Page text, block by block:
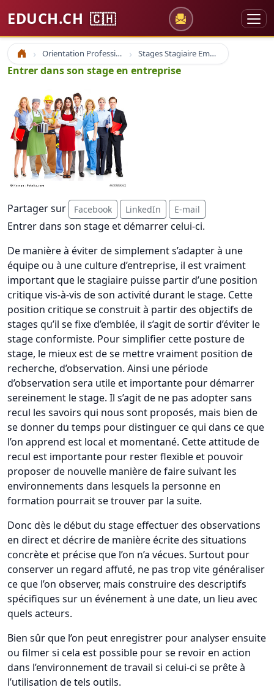
EDUCH.CH 🇨🇭
Accueil Orientation Professionnelle Stages Stagiaire Emploi
Entrer dans son stage en entreprise
Partager sur Facebook LinkedIn E-mail
Entrer dans son stage et démarrer celui-ci.
De manière à éviter de simplement s’adapter à une
équipe ou à une culture d’entreprise, il est vraiment
important que le stagiaire puisse partir d’une position
critique vis-à-vis de son activité durant le stage. Cette
position critique se construit à partir des objectifs de
stages qu’il se fixe d’emblée, il s’agit de sortir d’éviter le
stage conformiste. Pour simplifier cette posture de
stage, le mieux est de se mettre vraiment position de
recherche, d’observation. Ainsi une période
d’observation sera utile et importante pour démarrer
sereinement le stage. Il s’agit de ne pas adopter sans
recul les savoirs qui nous sont proposés, mais bien de
se donner du temps pour distinguer ce qui dans ce que
l’on apprend est local et momentané. Cette attitude de
recul est importante pour rester flexible et pouvoir
proposer de nouvelle manière de faire suivant les
environnements dans lesquels la personne en
formation pourrait se trouver par la suite.
Donc dès le début du stage effectuer des observations
en direct et décrire de manière écrite des situations
concrète et précise que l’on n’a vécues. Surtout pour
conserver un regard affuté, ne pas trop vite généraliser
ce que l’on observer, mais construire des descriptifs
spécifiques sur un événement à une date, un lieu avec
quels acteurs.
Bien sûr que l’on peut enregistrer pour analyser ensuite
ou filmer si cela est possible pour se revoir en action
dans l’environnement de travail si celui-ci se prête à
l’utilisation de tels outils.